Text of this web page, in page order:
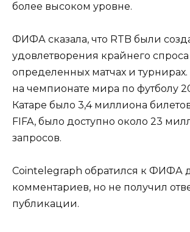
более высоком уровне.
ФИФА сказала, что RTB были
удовлетворения крайнего
определенных матчах и
на чемпионате мира по футболу
Катаре было 3,4 миллиона
FIFA, было доступно около 23
запросов.
Cointelegraph обратился к ФИФА
комментариев, но не получил
публикации.